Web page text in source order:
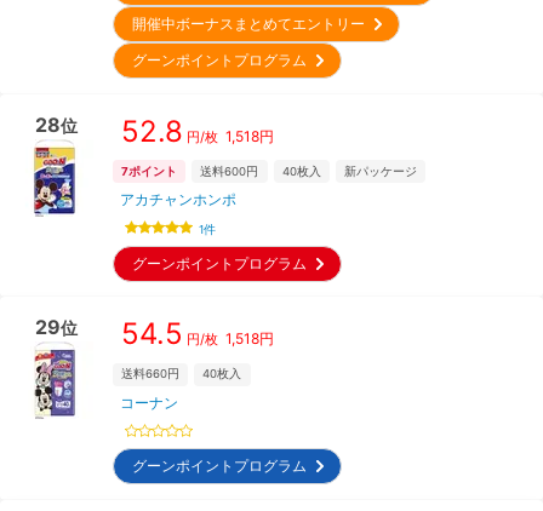
開催中ボーナスまとめてエントリー
グーンポイントプログラム
28位 52.8 円/枚 1,518円
7ポイント 送料600円 40枚入 新パッケージ
アカチャンホンポ
1件
グーンポイントプログラム
29位 54.5 円/枚 1,518円
送料660円 40枚入
コーナン
グーンポイントプログラム